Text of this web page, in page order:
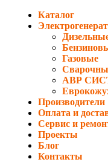
Каталог
Газовые
АВР
Производители
Оплата и
Сервис и
Проекты
Блог
Контакты